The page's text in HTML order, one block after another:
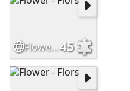
Flower - Flors45